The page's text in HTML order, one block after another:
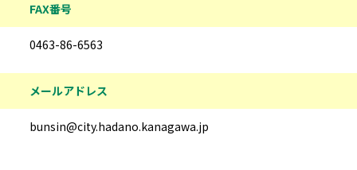
FAX番号
0463-86-6563
メールアドレス
bunsin@city.hadano.kanagawa.jp